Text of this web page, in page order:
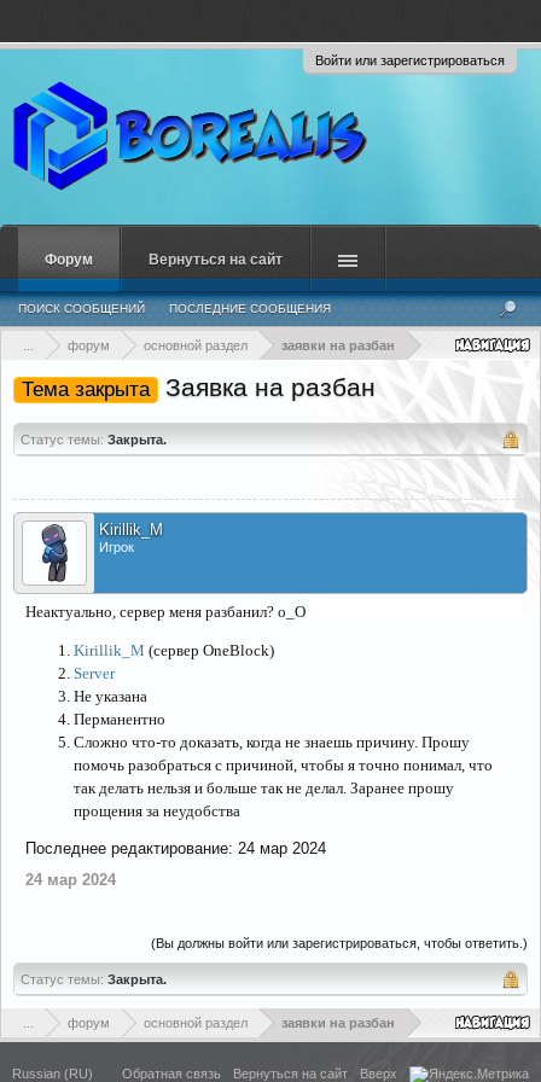
Войти или зарегистрироваться
форум основной раздел заявки на разбан
Тема закрыта Заявка на разбан
Статус темы: Закрыта.
Kirillik_M
Игрок
Неактуально, сервер меня разбанил? о_О
Kirillik_M (сервер OneBlock)
Server
Не указана
Перманентно
Сложно что-то доказать, когда не знаешь причину. Прошу
помочь разобраться с причиной, чтобы я точно понимал, что
так делать нельзя и больше так не делал. Заранее прошу
прощения за неудобства
Последнее редактирование: 24 мар 2024
24 мар 2024
(Вы должны войти или зарегистрироваться, чтобы ответить.)
Статус темы: Закрыта.
форум основной раздел заявки на разбан
Форум
ПОИСК СООБЩЕНИЙ ПОСЛЕДНИЕ СООБЩЕНИЯ
Вернуться на сайт
Russian (RU) Обратная связь Вернуться на сайт Вверх